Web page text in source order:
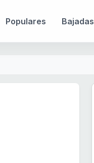
Populares Bajadas